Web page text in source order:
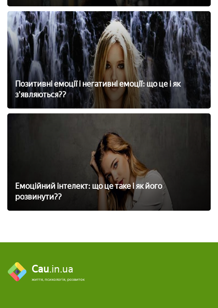
Позитивні емоції і негативні емоції: що це і як
з'являються??
Емоційний інтелект: що це таке і як його
розвинути??
Cau.in.ua
життя, психологія, розвиток